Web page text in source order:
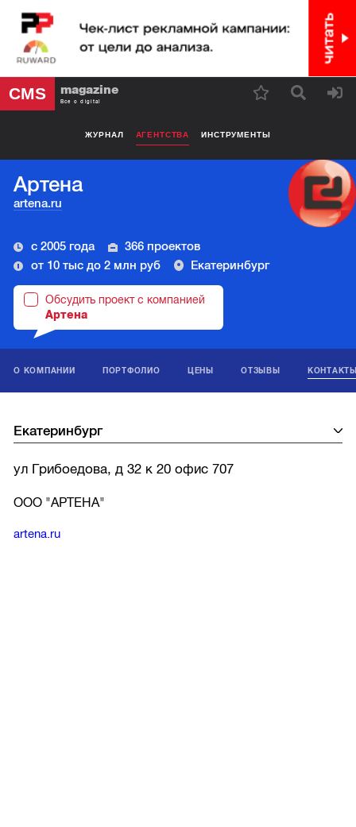
CMS magazine
Все о digital
ЖУРНАЛ АГЕНТСТВА ИНСТРУМЕНТЫ
Артена
artena.ru
с 2005 года
366 проектов
от 10 тыс до 2 млн руб
Екатеринбург
Обсудить проект с компанией
Артена
О КОМПАНИИ ПОРТФОЛИО ЦЕНЫ ОТЗЫВЫ
ул Грибоедова, д 32 к 20 офис 707
ООО "АРТЕНА"
artena.ru